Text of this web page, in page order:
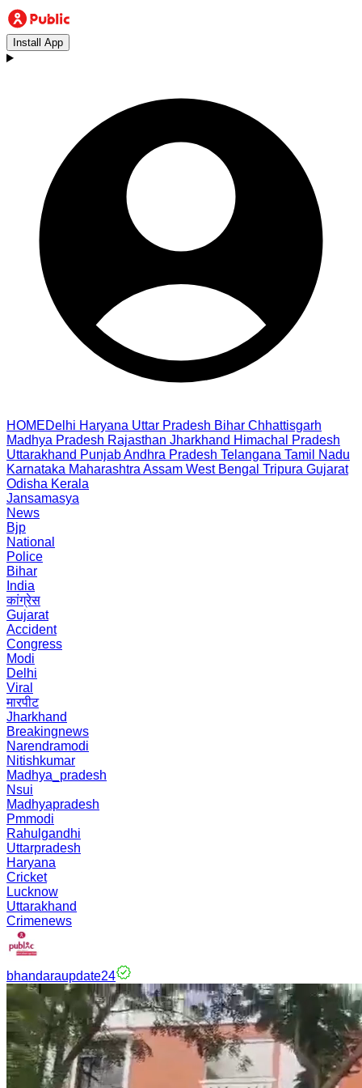
Install App
HOMEDelhi Haryana Uttar Pradesh Bihar Chhattisgarh
Madhya Pradesh Rajasthan Jharkhand Himachal Pradesh
Uttarakhand PunjabAndhra Pradesh Telangana Tamil Nadu
Karnataka Maharashtra Assam West Bengal Tripura Gujarat
Odisha Kerala
Jansamasya
News
Bjp
National
Police
Bihar
India
कांग्रेस
Gujarat
Accident
Congress
Modi
Delhi
Viral
मारपीट
Jharkhand
Breakingnews
Narendramodi
Nitishkumar
Madhya_pradesh
Nsui
Madhyapradesh
Pmmodi
Rahulgandhi
Uttarpradesh
Haryana
Cricket
Lucknow
Uttarakhand
Crimenews
bhandaraupdate24